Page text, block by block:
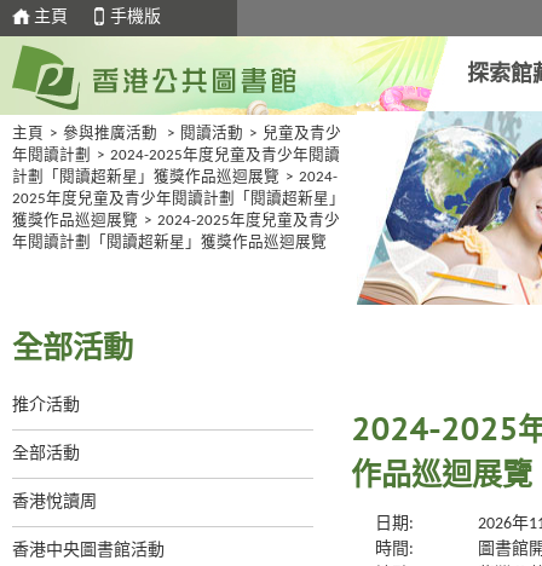
主頁 手機版
探索館
主頁 > 參與推廣活動 > 閱讀活動 > 兒童及青少
年閱讀計劃
> 2024-2025年度兒童及青少年閱讀
計劃「閱讀超新星」獲獎作品巡迴展覽 > 2024-
2025年度兒童及青少年閱讀計劃「閱讀超新星」
獲獎作品巡迴展覽 > 2024-2025年度兒童及青少
年閱讀計劃「閱讀超新星」獲獎作品巡迴展覽
全部活動
推介活動
全部活動
香港悅讀周
香港中央圖書館活動
2024-2025年
作品巡迴展覽
日期:
2026年
時間:
圖書館